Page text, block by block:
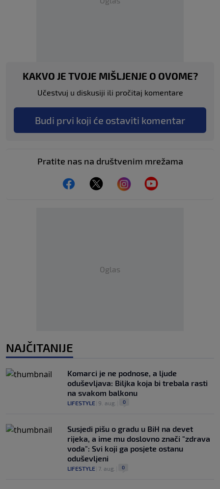
KAKVO JE TVOJE MIŠLJENJE O OVOME?
Učestvuj u diskusiji ili pročitaj komentare
Budi prvi koji će ostaviti komentar
Pratite nas na društvenim mrežama
Oglas
NAJČITANIJE
Komarci je ne podnose, a ljude
oduševljava: Biljka koja bi trebala rasti
na svakom balkonu
LIFESTYLE 9. aug. 0
Susjedi pišu o gradu u BiH na devet
rijeka, a ime mu doslovno znači "zdrava
voda": Svi koji ga posjete ostanu
oduševljeni
LIFESTYLE 7. aug. 0